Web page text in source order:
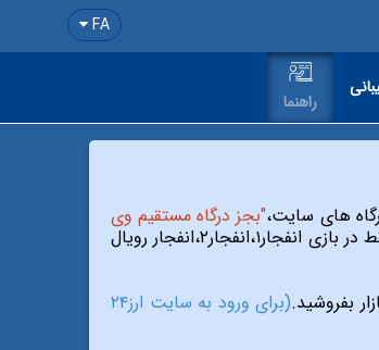
FA
راهنما
"بجز درگاه مستقیم وی
۵۰% هدیه و برای بقیه روزهای هفته ۲۰% هدیه بدون قید و شرط ویژه کازینو (قابل استفاده فقط در بازی انفجار۱،انفجار۲،انفجار رویال
(برای ورود به سایت ارز۲۴